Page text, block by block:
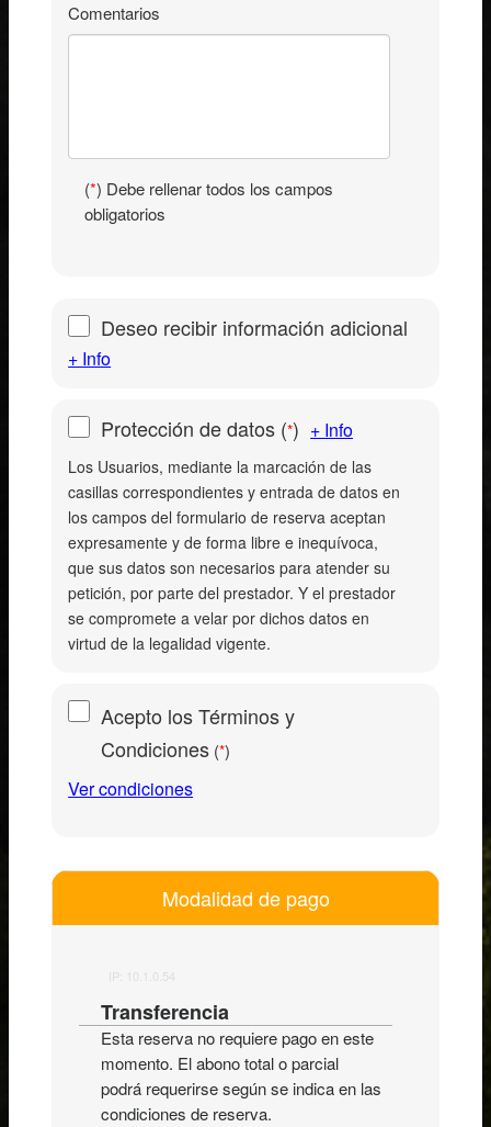
Comentarios
(*) Debe rellenar todos los campos
obligatorios
Deseo recibir información adicional
+ Info
Protección de datos (*) + Info
Los Usuarios, mediante la marcación de las
casillas correspondientes y entrada de datos en
los campos del formulario de reserva aceptan
expresamente y de forma libre e inequívoca,
que sus datos son necesarios para atender su
petición, por parte del prestador. Y el prestador
se compromete a velar por dichos datos en
virtud de la legalidad vigente.
Acepto los Términos y
Condiciones (*)
Ver condiciones
Modalidad de pago
IP: 10.1.0.54
Transferencia
Esta reserva no requiere pago en este
momento. El abono total o parcial
podrá requerirse según se indica en las
condiciones de reserva.